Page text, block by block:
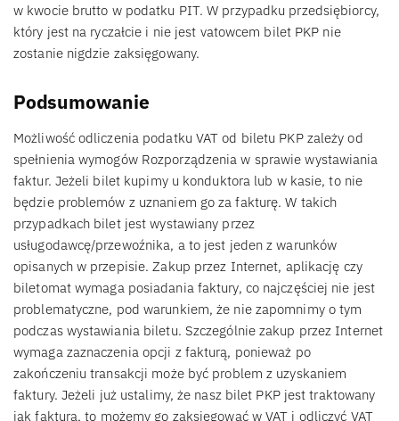
w kwocie brutto w podatku PIT. W przypadku przedsiębiorcy,
który jest na ryczałcie i nie jest vatowcem bilet PKP nie
zostanie nigdzie zaksięgowany.
Podsumowanie
Możliwość odliczenia podatku VAT od biletu PKP zależy od
spełnienia wymogów Rozporządzenia w sprawie wystawiania
faktur. Jeżeli bilet kupimy u konduktora lub w kasie, to nie
będzie problemów z uznaniem go za fakturę. W takich
przypadkach bilet jest wystawiany przez
usługodawcę/przewoźnika, a to jest jeden z warunków
opisanych w przepisie. Zakup przez Internet, aplikację czy
biletomat wymaga posiadania faktury, co najczęściej nie jest
problematyczne, pod warunkiem, że nie zapomnimy o tym
podczas wystawiania biletu. Szczególnie zakup przez Internet
wymaga zaznaczenia opcji z fakturą, ponieważ po
zakończeniu transakcji może być problem z uzyskaniem
faktury. Jeżeli już ustalimy, że nasz bilet PKP jest traktowany
jak faktura, to możemy go zaksięgować w VAT i odliczyć VAT